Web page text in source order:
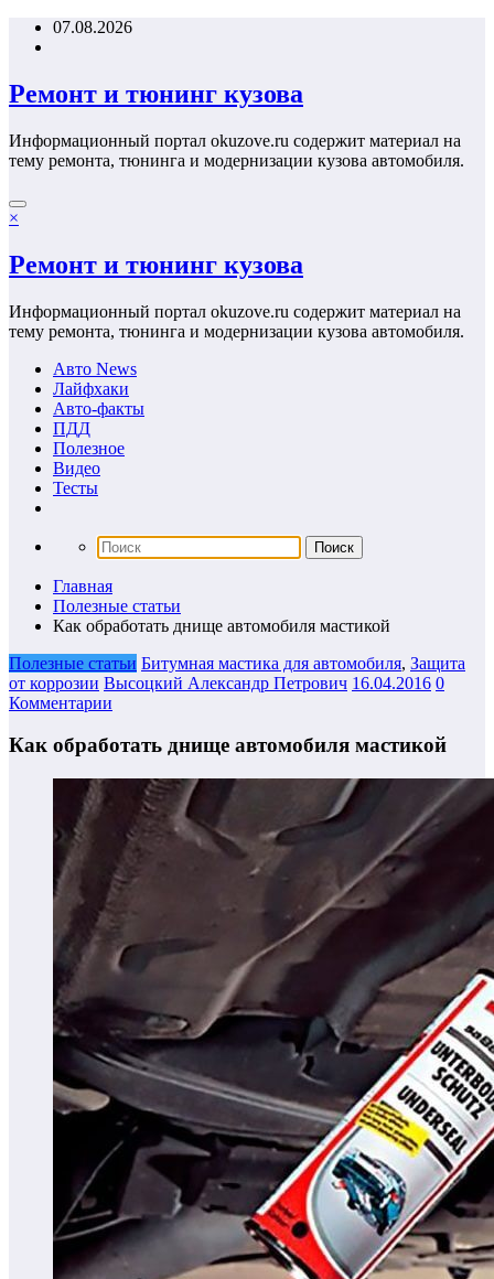
Перейти07.08.2026
Ремонт и тюнинг кузова
Информационный портал okuzove.ru содержит материал на
тему ремонта, тюнинга и модернизации кузова автомобиля.
×
Ремонт и тюнинг кузова
Информационный портал okuzove.ru содержит материал на
тему ремонта, тюнинга и модернизации кузова автомобиля.
Авто News
Лайфхаки
Авто-факты
ПДД
Полезное
Видео
Тесты
Главная
Полезные статьи
Как обработать днище автомобиля мастикой
Полезные статьи Битумная мастика для автомобиля, Защита
от коррозии Высоцкий Александр Петрович 16.04.2016 0
Комментарии
Как обработать днище автомобиля мастикой